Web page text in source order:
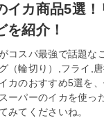
イカ商品5選
を紹介！
コスパ最強で話題な
（輪切り）,フライ,
カのおすすめ5選を
ーパーのイカを使っ
みてくださいね。